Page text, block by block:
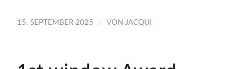
15. SEPTEMBER 2025 / VON JACQUI